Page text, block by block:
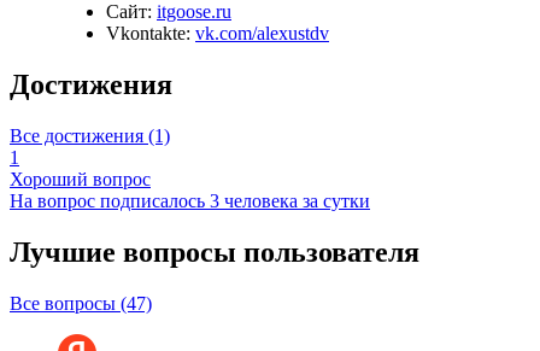
Сайт: itgoose.ru
Vkontakte: vk.com/alexustdv
Достижения
Все достижения (1)
1
Хороший вопрос
На вопрос подписалось 3 человека за сутки
Лучшие вопросы пользователя
Все вопросы (47)